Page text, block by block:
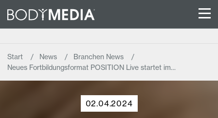
Start News
Branchen News
Neues Fortbildungsformat POSITION Live startet im…
02.04.2024